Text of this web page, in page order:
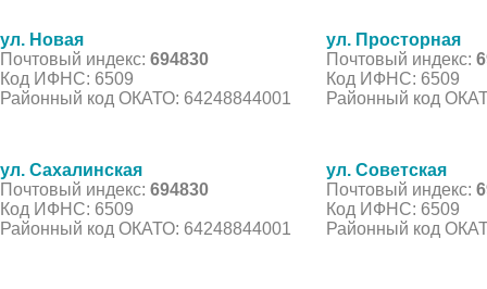
ул. Новая
Почтовый индекс: 694830
Код ИФНС: 6509
Районный код ОКАТО: 64248844001
ул. Просторная
Почтовый индекс:
Код ИФНС: 6509
Районный код
ул. Сахалинская
Почтовый индекс: 694830
Код ИФНС: 6509
Районный код ОКАТО: 64248844001
ул. Советская
Почтовый индекс:
Код ИФНС: 6509
Районный код